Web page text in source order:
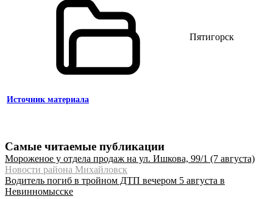
Пятигорск
Источник материала
Самые читаемые публикации
Мороженое у отдела продаж на ул. Ишкова, 99/1 (7 августа)
Новости района Михайловск
Водитель погиб в тройном ДТП вечером 5 августа в
Невинномысске